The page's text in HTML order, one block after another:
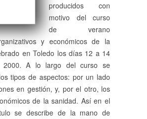
producidos con
motivo del curso
de verano
y económicos de la
en Toledo los días 12 a 14
A lo largo del curso se
tipos de aspectos: por un lado
en gestión, y, por el otro, los
de la sanidad. Así en el
se describe de la mano de